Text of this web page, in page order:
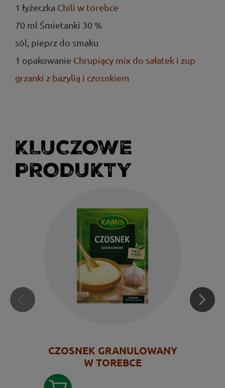
1 łyżeczka Chili w torebce
70 ml Śmietanki 30 %
sól, pieprz do smaku
1 opakowanie Chrupiący mix do sałatek i zup
grzanki z bazylią i czosnkiem
KLUCZOWE
PRODUKTY
CZOSNEK GRANULOWANY
W TOREBCE